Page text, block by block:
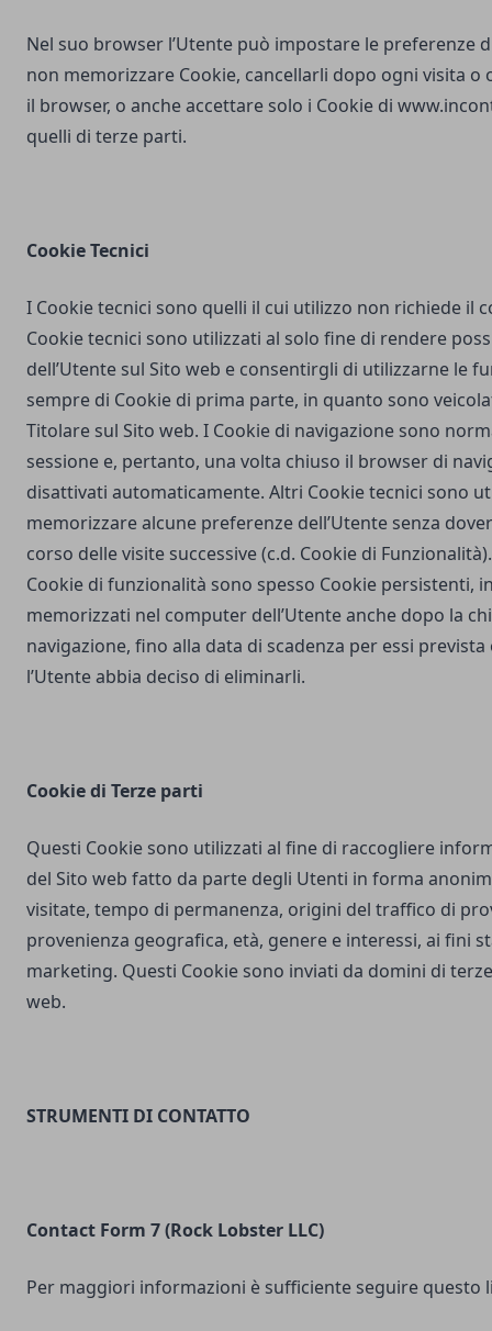
Nel suo browser l’Utente può impostare le preferenze
non memorizzare Cookie, cancellarli dopo ogni visita o
il browser, o anche accettare solo i Cookie di
quelli di terze parti.
Cookie Tecnici
I Cookie tecnici sono quelli il cui utilizzo non richiede il
Cookie tecnici sono utilizzati al solo fine di rendere
dell’Utente sul Sito web e consentirgli di utilizzarne le
sempre di Cookie di prima parte, in quanto sono
Titolare sul Sito web. I Cookie di navigazione sono
sessione e, pertanto, una volta chiuso il browser di
disattivati automaticamente. Altri Cookie tecnici sono
memorizzare alcune preferenze dell’Utente senza
corso delle visite successive (c.d. Cookie di
Cookie di funzionalità sono spesso Cookie persistenti,
memorizzati nel computer dell’Utente anche dopo la
navigazione, fino alla data di scadenza per essi
l’Utente abbia deciso di eliminarli.
Cookie di Terze parti
Questi Cookie sono utilizzati al fine di raccogliere
del Sito web fatto da parte degli Utenti in forma
visitate, tempo di permanenza, origini del traffico di
provenienza geografica, età, genere e interessi, ai fini
marketing. Questi Cookie sono inviati da domini di
web.
STRUMENTI DI CONTATTO
Contact Form 7 (Rock Lobster LLC)
Per maggiori informazioni è sufficiente seguire questo